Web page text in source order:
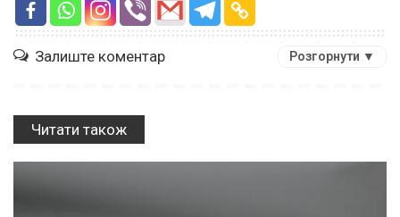
Залиште коментар Розгорнути ▼
Читати також